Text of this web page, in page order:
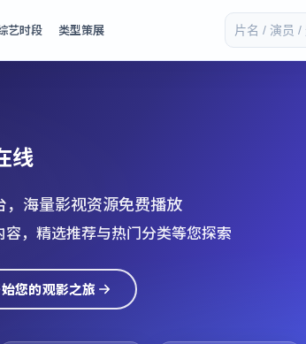
艺时段 类型策展
线
海量影视资源免费播放
，精选推荐与热门分类等您探索
您的观影之旅